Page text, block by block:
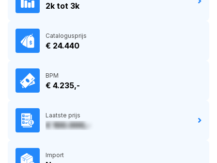
2k tot 3k
Catalogusprijs
€ 24.440
BPM
€ 4.235,-
Laatste prijs
€ 100.000,-
Import